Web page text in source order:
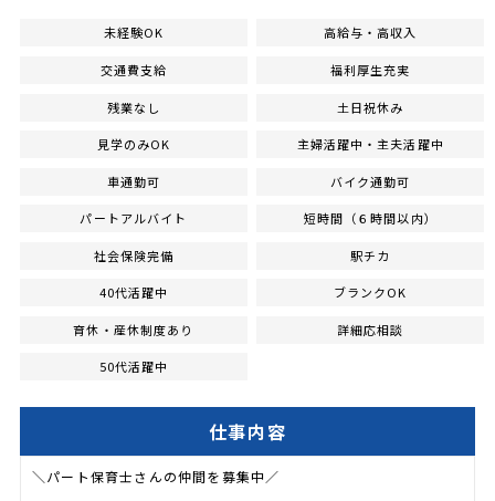
未経験OK 高給与・高収入
交通費支給 福利厚生充実
残業なし 土日祝休み
見学のみOK 主婦活躍中・主夫活躍中
車通勤可 バイク通勤可
パートアルバイト 短時間（６時間以内）
社会保険完備 駅チカ
40代活躍中 ブランクOK
育休・産休制度あり 詳細応相談
50代活躍中
仕事内容
＼パート保育士さんの仲間を募集中／